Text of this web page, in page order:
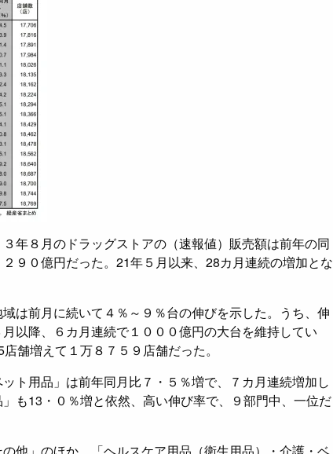
年８月のドラッグストアの（速報値）販売額は前年の同
９０億円だった。21年５月以来、28カ月連続の増加とな
は前月に続いて４％～９％台の伸びを示した。うち、伸
以降、６カ月連続で１０００億円の大台を維持してい
舗増えて１万８７５９店舗だった。
ット用品」は前年同月比７・５％増で、７カ月連続増加し
も13・０％増と依然、高い伸び率で、９部門中、一位だ